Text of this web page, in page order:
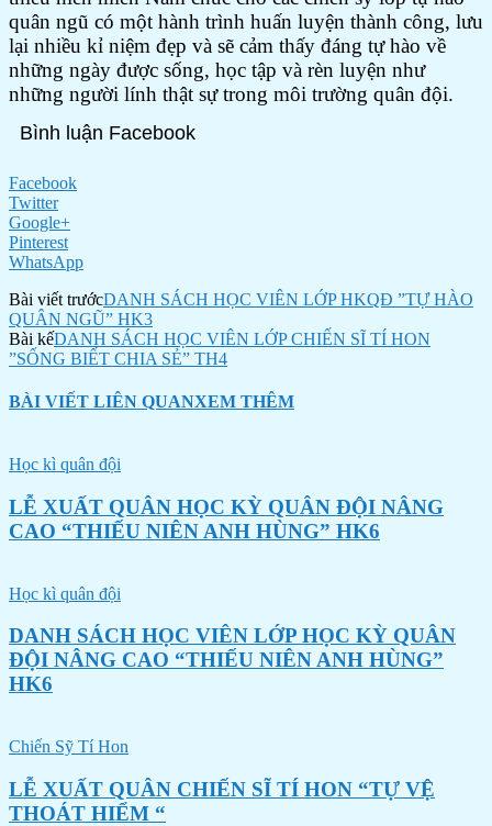
quân ngũ có một hành trình huấn luyện thành công, lưu
lại nhiều kỉ niệm đẹp và sẽ cảm thấy đáng tự hào về
những ngày được sống, học tập và rèn luyện như
những người lính thật sự trong môi trường quân đội.
Bình luận Facebook
Facebook
Twitter
Google+
Pinterest
WhatsApp
Bài viết trướcDANH SÁCH HỌC VIÊN LỚP HKQĐ ”TỰ HÀO
QUÂN NGŨ” HK3
Bài kếDANH SÁCH HỌC VIÊN LỚP CHIẾN SĨ TÍ HON
”SỐNG BIẾT CHIA SẺ” TH4
BÀI VIẾT LIÊN QUANXEM THÊM
Học kì quân đội
LỄ XUẤT QUÂN HỌC KỲ QUÂN ĐỘI NÂNG
CAO “THIẾU NIÊN ANH HÙNG” HK6
Học kì quân đội
DANH SÁCH HỌC VIÊN LỚP HỌC KỲ QUÂN
ĐỘI NÂNG CAO “THIẾU NIÊN ANH HÙNG”
HK6
Chiến Sỹ Tí Hon
LỄ XUẤT QUÂN CHIẾN SĨ TÍ HON “TỰ VỆ
THOÁT HIỂM “